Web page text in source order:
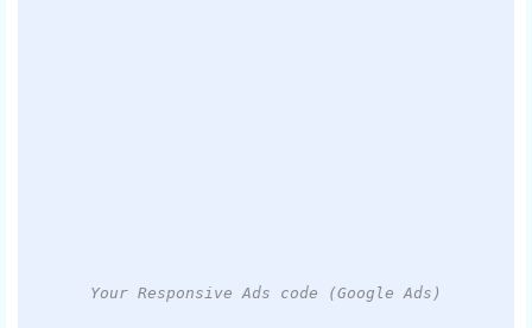
Your Responsive Ads code (Google Ads)